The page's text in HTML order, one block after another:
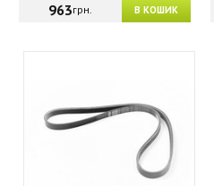
В КОШИК
963грн.